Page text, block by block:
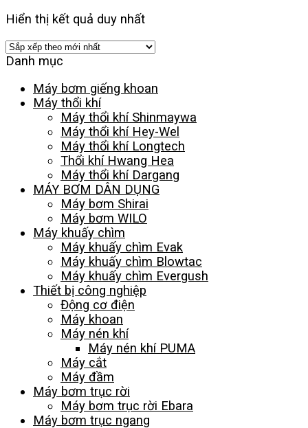
Hiển thị kết quả duy nhất
Danh mục
Máy bơm giếng khoan
Máy thổi khí
Máy thổi khí Shinmaywa
Máy thổi khí Hey-Wel
Máy thổi khí Longtech
Thổi khí Hwang Hea
Máy thổi khí Dargang
MÁY BƠM DÂN DỤNG
Máy bơm Shirai
Máy bơm WILO
Máy khuấy chìm
Máy khuấy chìm Evak
Máy khuấy chìm Blowtac
Máy khuấy chìm Evergush
Thiết bị công nghiệp
Động cơ điện
Máy khoan
Máy nén khí
Máy nén khí PUMA
Máy cắt
Máy đầm
Máy bơm trục rời
Máy bơm trục rời Ebara
Máy bơm trục ngang